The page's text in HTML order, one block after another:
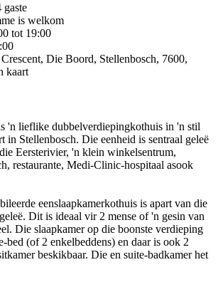
gaste
is welkom
tot 19:00
Die Boord, Stellenbosch, 7600,
kaart
'n lieflike dubbelverdiepingkothuis in 'n stil
in Stellenbosch. Die eenheid is sentraal geleë
Eersterivier, 'n klein winkelsentrum,
restaurante, Medi-Clinic-hospitaal asook
eenslaapkamerkothuis is apart van die
Dit is ideaal vir 2 mense of 'n gesin van
Die slaapkamer op die boonste verdieping
bed (of 2 enkelbeddens) en daar is ook 2
beskikbaar. Die en suite-badkamer het